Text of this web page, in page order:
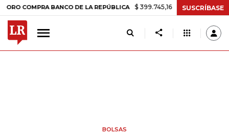
BANCO DE LA REPÚBLICA $ 399.745,16 +$ 2.295,71 +0,58%
SUSCRÍBASE
BOLSAS